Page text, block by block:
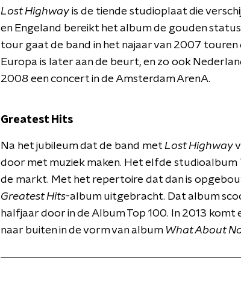
Lost Highway is de tiende studioplaat die
en Engeland bereikt het album de gouden
tour gaat de band in het najaar van 2007
Europa is later aan de beurt, en zo ook
2008 een concert in de Amsterdam ArenA.
Greatest Hits
Na het jubileum dat de band met Lost Highway
door met muziek maken. Het elfde studioalbum
de markt. Met het repertoire dat dan is
Greatest Hits-album uitgebracht. Dat album
halfjaar door in de Album Top 100. In 2013 komt
naar buiten in de vorm van album What About